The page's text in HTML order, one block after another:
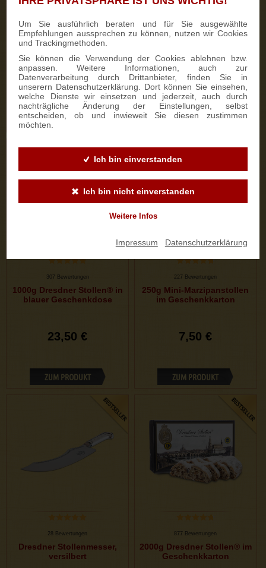
Um Sie ausführlich beraten und für Sie ausgewählte
Empfehlungen aussprechen zu können, nutzen wir Cookies
und Trackingmethoden.
Sie können die Verwendung der Cookies ablehnen bzw.
anpassen. Weitere Informationen, auch zur
Datenverarbeitung durch Drittanbieter, finden Sie in
unserern Datenschutzerklärung. Dort können Sie einsehen,
welche Dienste wir einsetzen und jederzeit, auch durch
nachträgliche Änderung der Einstellungen, selbst
entscheiden, ob und inwieweit Sie diesen zustimmen
möchten.
Ich bin einverstanden
Ich bin nicht einverstanden
Weitere Infos
Impressum Datenschutzerklärung
333 Bewertungen
700g Feinster Mohnstriezel
im Geschenkkarton
15,90 €
ZUM PRODUKT
187 Bewertungen
1000g Dresdner Stollen® in
25,50 €
ZUM PRODUKT
307 Bewertungen
1000g Dresdner Stollen® in
blauer Geschenkdose
23,50 €
ZUM PRODUKT
227 Bewertungen
250g Mini-Marzipanstollen
im Geschenkkarton
7,50 €
ZUM PRODUKT
28 Bewertungen
Dresdner Stollenmesser,
versilbert
877 Bewertungen
2000g Dresdner Stollen® im
Geschenkkarton